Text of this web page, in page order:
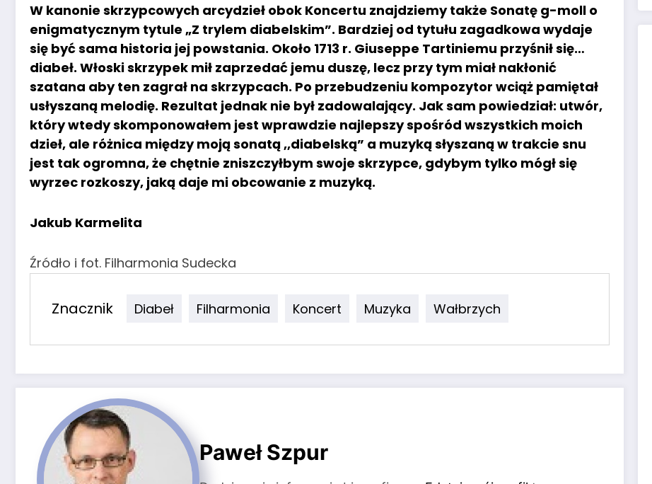
W kanonie skrzypcowych arcydzieł obok Koncertu znajdziemy także Sonatę g-moll o
enigmatycznym tytule „Z trylem diabelskim”. Bardziej od tytułu zagadkowa wydaje
się być sama historia jej powstania. Około 1713 r. Giuseppe Tartiniemu przyśnił się…
diabeł. Włoski skrzypek mił zaprzedać jemu duszę, lecz przy tym miał nakłonić
szatana aby ten zagrał na skrzypcach. Po przebudzeniu kompozytor wciąż pamiętał
usłyszaną melodię. Rezultat jednak nie był zadowalający. Jak sam powiedział: utwór,
który wtedy skomponowałem jest wprawdzie najlepszy spośród wszystkich moich
dzieł, ale różnica między moją sonatą ,,diabelską” a muzyką słyszaną w trakcie snu
jest tak ogromna, że chętnie zniszczyłbym swoje skrzypce, gdybym tylko mógł się
wyrzec rozkoszy, jaką daje mi obcowanie z muzyką.
Jakub Karmelita
Źródło i fot. Filharmonia Sudecka
Znacznik Diabeł Filharmonia Koncert Muzyka Wałbrzych
Paweł Szpur